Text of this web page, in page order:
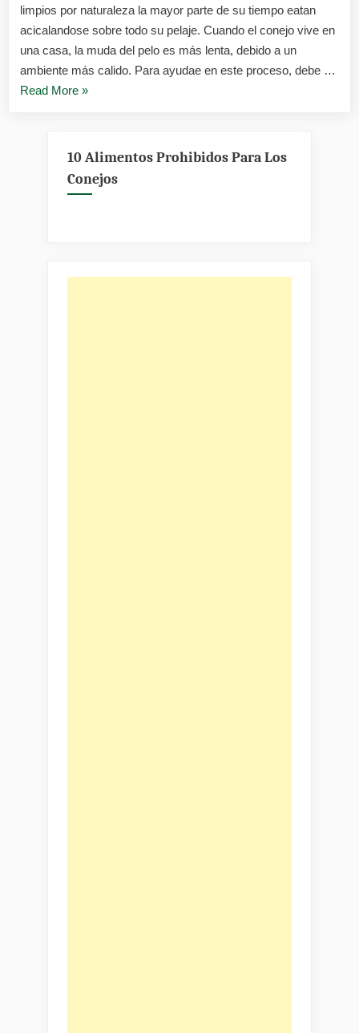
limpios por naturaleza la mayor parte de su tiempo eatan
acicalandose sobre todo su pelaje. Cuando el conejo vive en
una casa, la muda del pelo es más lenta, debido a un
ambiente más calido. Para ayudae en este proceso, debe …
Read More«CUIDADOS
UN
»
10 Alimentos Prohibidos Para Los
Conejos